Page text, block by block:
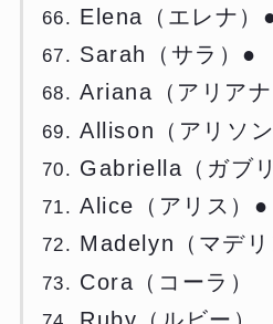
Elena（エレナ）
Sarah（サラ）●
Ariana（アリアナ
Allison（アリソン
Gabriella（ガブ
Alice（アリス）●
Madelyn（マデリ
Cora（コーラ）